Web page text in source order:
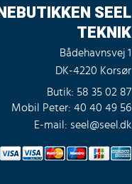
SEEL
TEKNIK
Bådehavnsvej 1
DK-4220 Korsør
Butik: 58 35 02 87
Mobil Peter: 40 40 49 56
E-mail: seel@seel.dk